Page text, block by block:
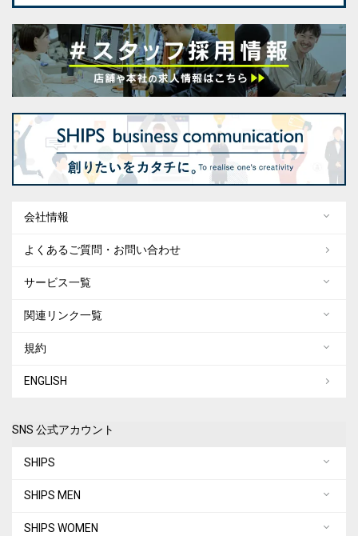
会社情報
よくあるご質問・お問い合わせ
サービス一覧
関連リンク一覧
規約
ENGLISH
SNS 公式アカウント
SHIPS
SHIPS MEN
SHIPS WOMEN